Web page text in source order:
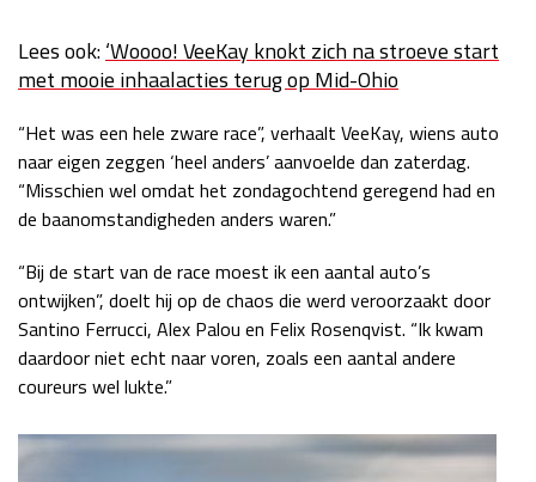
Kwalificatie
za 05:00 - 06:00
Kwalificatie
GP ABU DHABI 2026 04 - 06 dec
Kwalificatie
za 15:00 - 16:00
Race
zo 14:00 - 16:00
Lees ook:‘Woooo! VeeKay knokt zich na stroeve start
met mooie inhaalacties terug op Mid-Ohio
“Het was een hele zware race”, verhaalt VeeKay, wiens auto
naar eigen zeggen ‘heel anders’ aanvoelde dan zaterdag.
“Misschien wel omdat het zondagochtend geregend had en
de baanomstandigheden anders waren.”
“Bij de start van de race moest ik een aantal auto’s
ontwijken”, doelt hij op de chaos die werd veroorzaakt door
Santino Ferrucci, Alex Palou en Felix Rosenqvist. “Ik kwam
daardoor niet echt naar voren, zoals een aantal andere
coureurs wel lukte.”